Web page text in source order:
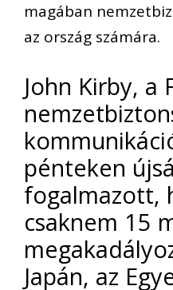
magában
az ország számára.
John Kirby, a
pénteken
fogalmazott,
csaknem 15
Japán, az